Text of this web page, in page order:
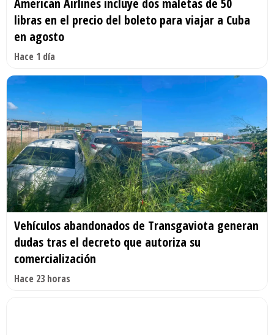
libras en el precio del boleto para viajar a Cuba
en agosto
Hace 1 día
Vehículos abandonados de Transgaviota generan
dudas tras el decreto que autoriza su
comercialización
Hace 23 horas